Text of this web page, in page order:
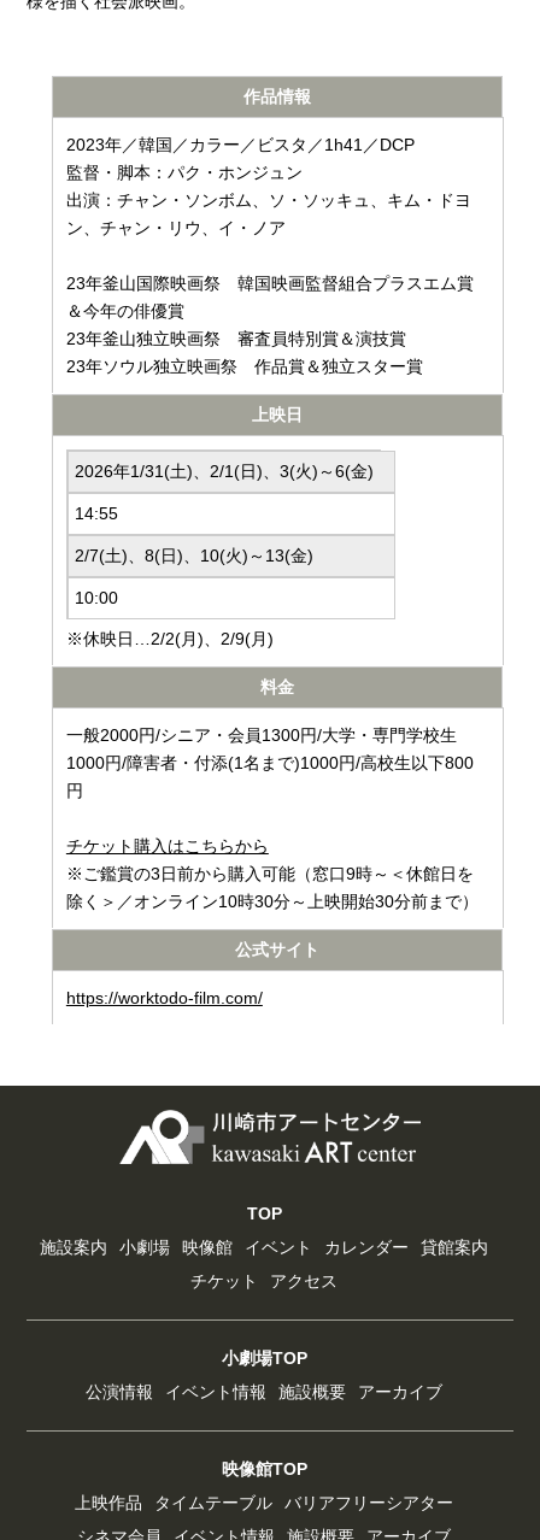
作品情報
2023年／韓国／カラー／ビスタ／1h41／DCP
監督・脚本：パク・ホンジュン
出演：チャン・ソンボム、ソ・ソッキュ、キム・ドヨ
ン、チャン・リウ、イ・ノア
23年釜山国際映画祭 韓国映画監督組合プラスエム賞
＆今年の俳優賞
23年釜山独立映画祭 審査員特別賞＆演技賞
23年ソウル独立映画祭 作品賞＆独立スター賞
上映日
2026年1/31(土)、2/1(日)、3(火)～6(金)
14:55
2/7(土)、8(日)、10(火)～13(金)
10:00
※休映日…2/2(月)、2/9(月)
料金
一般2000円/シニア・会員1300円/大学・専門学校生
1000円/障害者・付添(1名まで)1000円/高校生以下800
円
チケット購入はこちらから
※ご鑑賞の3日前から購入可能（窓口9時～＜休館日を
除く＞／オンライン10時30分～上映開始30分前まで）
公式サイト
https://worktodo-film.com/
TOP
施設案内
小劇場 映像館 イベント カレンダー
貸館案内
チケット
アクセス
小劇場TOP
公演情報
イベント情報 施設概要 アーカイブ
映像館TOP
上映作品
タイムテーブル
バリアフリーシアター